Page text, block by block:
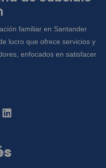
familiar en Santander
lucro que ofrece servicios y
enfocados en satisfacer